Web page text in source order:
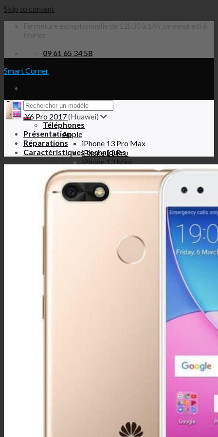
Skip to content
09 61 65 34 58
Smart Corner
Téléphones
Apple
iPhone 13 Pro Max
iPhone 13 Pro
iPhone 13 Mini
iPhone 13
iPhone 12 Pro Max
iPhone 12 Pro
iPhone 12 Mini
iPhone 11 Pro
iPhone XS Max
Honor view
Y6 Pro 2017(Huawei)
Présentation
Réparations
Caractéristiques techniques